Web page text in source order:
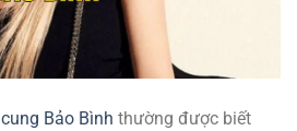
cung Bảo Bình thường được biết